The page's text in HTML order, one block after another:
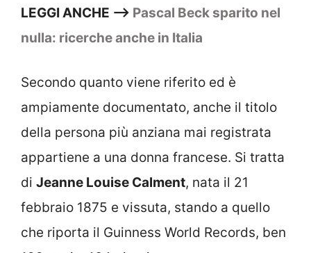
LEGGI ANCHE –> Pascal Beck sparito nel
nulla: ricerche anche in Italia
Secondo quanto viene riferito ed è
ampiamente documentato, anche il titolo
della persona più anziana mai registrata
appartiene a una donna francese. Si tratta
di Jeanne Louise Calment, nata il 21
febbraio 1875 e vissuta, stando a quello
che riporta il Guinness World Records, ben